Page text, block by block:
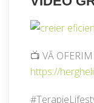
📺 VĂ
https://